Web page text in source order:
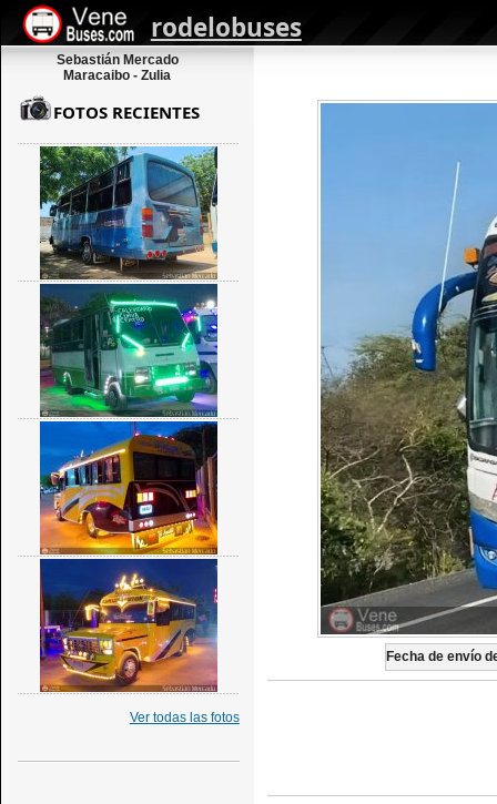
rodelobuses
Sebastián Mercado
Maracaibo - Zulia
Fecha de envío
FOTOS RECIENTES
Ver todas las fotos